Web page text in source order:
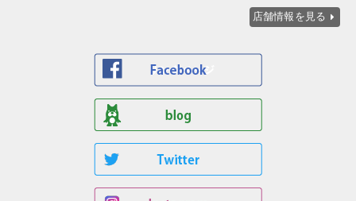
店舗情報を見る